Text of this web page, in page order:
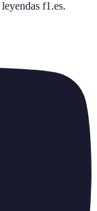
leyendas f1.es.